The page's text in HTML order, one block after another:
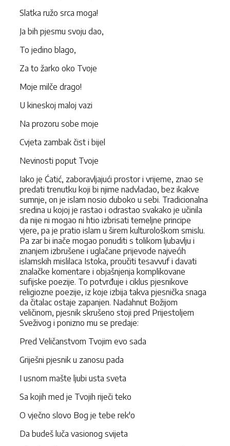
Slatka ružo srca moga!
Ja bih pjesmu svoju dao,
To jedino blago,
Za to žarko oko Tvoje
Moje milče drago!
U kineskoj maloj vazi
Na prozoru sobe moje
Cvjeta zambak čist i bijel
Nevinosti poput Tvoje
Iako je Ćatić, zaboravljajući prostor i vrijeme, znao se
predati trenutku koji bi njime nadvladao, bez ikakve
sumnje, on je islam nosio duboko u sebi. Tradicionalna
sredina u kojoj je rastao i odrastao svakako je učinila
da nije ni mogao ni htio izbrisati temeljne principe
vjere, pa je pratio islam u širem kulturološkom smislu.
Pa zar bi inače mogao ponuditi s tolikom ljubavlju i
znanjem izbrušene i uglačane prijevode najvećih
islamskih mislilaca Istoka, proučiti tesavvuf i davati
znalačke komentare i objašnjenja komplikovane
sufijske poezije. To potvrđuje i ciklus pjesnikove
religiozne poezije, iz koje izbija takva pjesnička snaga
da čitalac ostaje zapanjen. Nadahnut Božijom
veličinom, pjesnik skrušeno stoji pred Prijestoljem
Sveživog i ponizno mu se predaje:
Pred Veličanstvom Tvojim evo sada
Griješni pjesnik u zanosu pada
I usnom mašte ljubi usta sveta
Sa kojih med je Tvojih riječi teko
O vječno slovo Bog je tebe rek'o
Da budeš luča vasionog svijeta